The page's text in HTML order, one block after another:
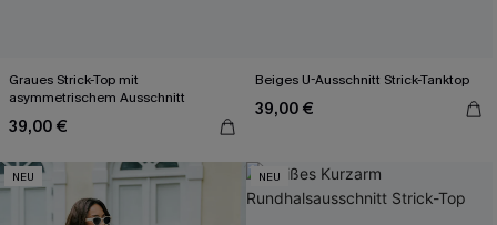
Graues Strick-Top mit
asymmetrischem Ausschnitt
39,00 €
Beiges U-Ausschnitt Strick-Tanktop
39,00 €
NEU NEU